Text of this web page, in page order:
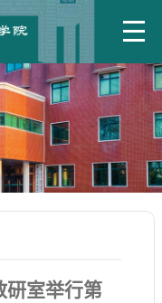
研室举行第